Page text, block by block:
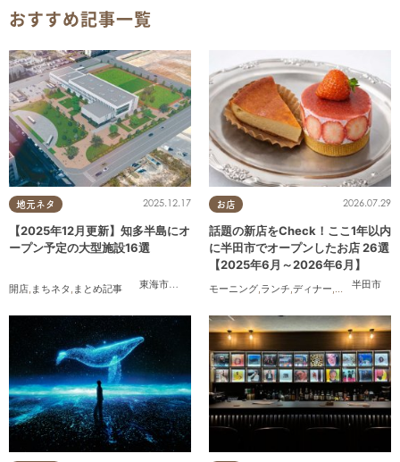
おすすめ記事一覧
地元ネタ
東海市
,大府市 知多市,東浦町, 常滑市,武豊町
2025.12.17
【2025年12月更新】知多半島にオ
ープン予定の大型施設16選
開店, まちネタ , まとめ記事
お店
半田市
2026.07.29
話題の新店をCheck！ここ1年以内
に半田市でオープンしたお店 26選
【2025年6月～2026年6月】
モーニング,ランチ,ディナー,アルコール